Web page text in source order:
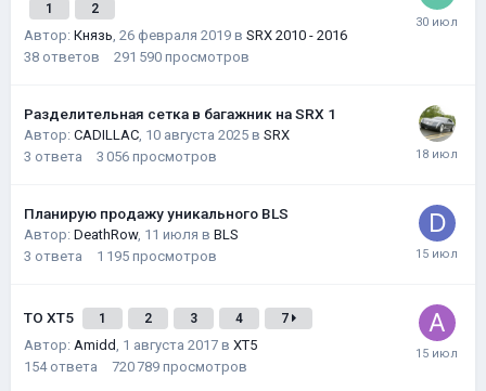
1 2
Автор: Князь, 26 февраля 2019 в SRX 2010 - 2016
38 ответов 291 590 просмотров
Разделительная сетка в багажник на SRX 1
Автор: CADILLAC, 10 августа 2025 в SRX
3 ответа 3 056 просмотров
Планирую продажу уникального BLS
Автор: DeathRow, 11 июля в BLS
3 ответа 1 195 просмотров
ТО XT5 1 2 3 4 7
Автор: Amidd, 1 августа 2017 в XT5
154 ответа 720 789 просмотров